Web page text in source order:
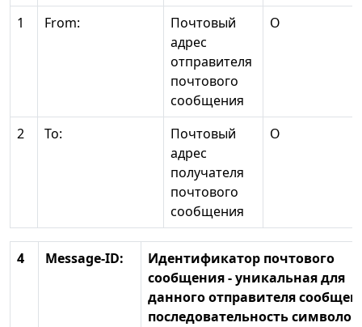
1 From:
Почтовый
адрес
отправителя
почтового
сообщения
О
2 To:
Почтовый
адрес
получателя
почтового
сообщения
О
4 Message-ID:
Идентификатор почтового
сообщения - уникальная для
данного отправителя
последовательность символов